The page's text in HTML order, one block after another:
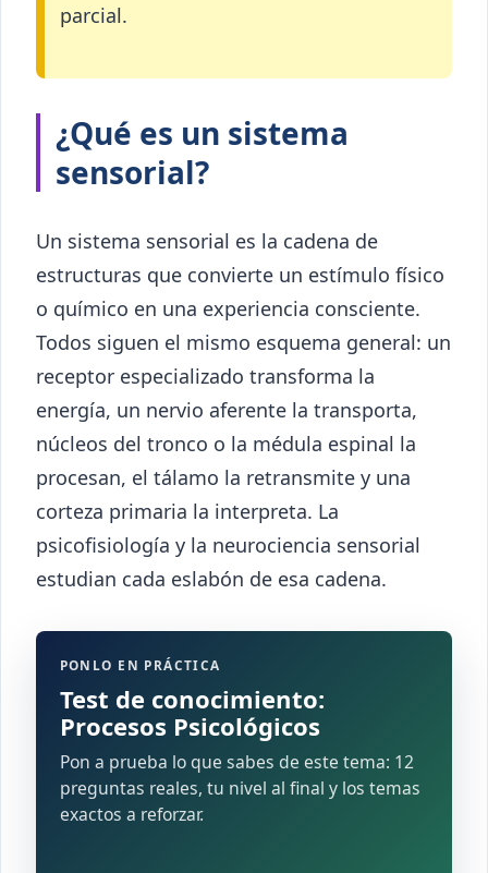
parcial.
¿Qué es un sistema
sensorial?
Un sistema sensorial es la cadena de
estructuras que convierte un estímulo físico
o químico en una experiencia consciente.
Todos siguen el mismo esquema general: un
receptor especializado transforma la
energía, un nervio aferente la transporta,
núcleos del tronco o la médula espinal la
procesan, el tálamo la retransmite y una
corteza primaria la interpreta. La
psicofisiología y la neurociencia sensorial
estudian cada eslabón de esa cadena.
PONLO EN PRÁCTICA
Test de conocimiento:
Procesos Psicológicos
Pon a prueba lo que sabes de este tema: 12
preguntas reales, tu nivel al final y los temas
exactos a reforzar.